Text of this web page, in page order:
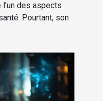
l'un des aspects
Pourtant, son